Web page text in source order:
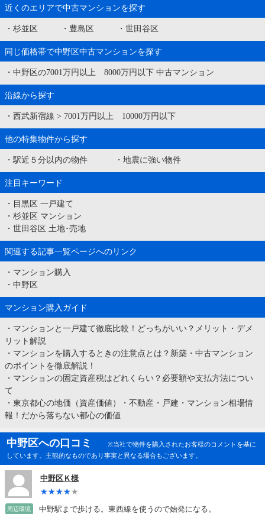
近くのエリアで中古マンションを探す
・ 杉並区 ・ 豊島区 ・ 世田谷区
同じ価格帯で中野区中古マンションを探す
・ 中野区の7001万円以上 8000万円以下 中古マンション
沿線から探す
・ 西武新宿線 > 7001万円以上 10000万円以下
他の特集物件から探す
・ 駅近５分以内の物件 ・ 地震に強い物件
注目キーワード
・ 目黒区 一戸建て
・ 杉並区 マンション
・ 世田谷区 土地･売地
関連する記事一覧ページへのリンク
・ マンション購入
・ 中野区
マンション購入ガイド
・ マンションと一戸建て徹底比較！どっちがいい？メリット・デメ
リット解説
・ マンションを購入するときの注意点とは？新築・中古マンション
のポイントを徹底解説！
・ マンションの固定資産税はどれくらい？必要額や支払方法につい
て
・ 東京都心の地価（資産価値）・不動産・戸建・マンション相場情
報！だから落ちない都心の価値
中野区への口コミ
※当社で物件を購入されたお客様のコメントを基に
しています。主観的なものであり事実と異なる場合もございます。
中野区Ｋ様
周辺環境 中野駅まで歩ける。東西線を使うので始発になる。